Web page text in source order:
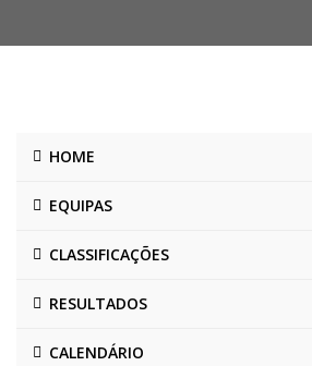
HOME
EQUIPAS
CLASSIFICAÇÕES
RESULTADOS
CALENDÁRIO